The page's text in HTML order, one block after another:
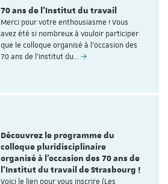
70 ans de l'Institut du travail
Merci pour votre enthousiasme ! Vous
avez été si nombreux à vouloir participer
que le colloque organisé à l'occasion des
70 ans de l’Institut du…
Découvrez le programme du
colloque pluridisciplinaire
organisé à l'occasion des 70 ans de
l'Institut du travail de Strasbourg !
Voici le lien pour vous inscrire (Les